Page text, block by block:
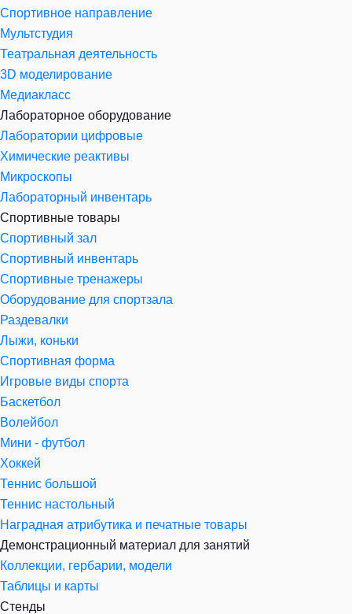
Спортивное направление
Мультстудия
Театральная деятельность
3D моделирование
Медиакласс
Лабораторное оборудование
Лаборатории цифровые
Химические реактивы
Микроскопы
Лабораторный инвентарь
Спортивные товары
Спортивный зал
Спортивный инвентарь
Спортивные тренажеры
Оборудование для спортзала
Раздевалки
Лыжи, коньки
Спортивная форма
Игровые виды спорта
Баскетбол
Волейбол
Мини - футбол
Хоккей
Теннис большой
Теннис настольный
Наградная атрибутика и печатные товары
Демонстрационный материал для занятий
Коллекции, гербарии, модели
Таблицы и карты
Стенды